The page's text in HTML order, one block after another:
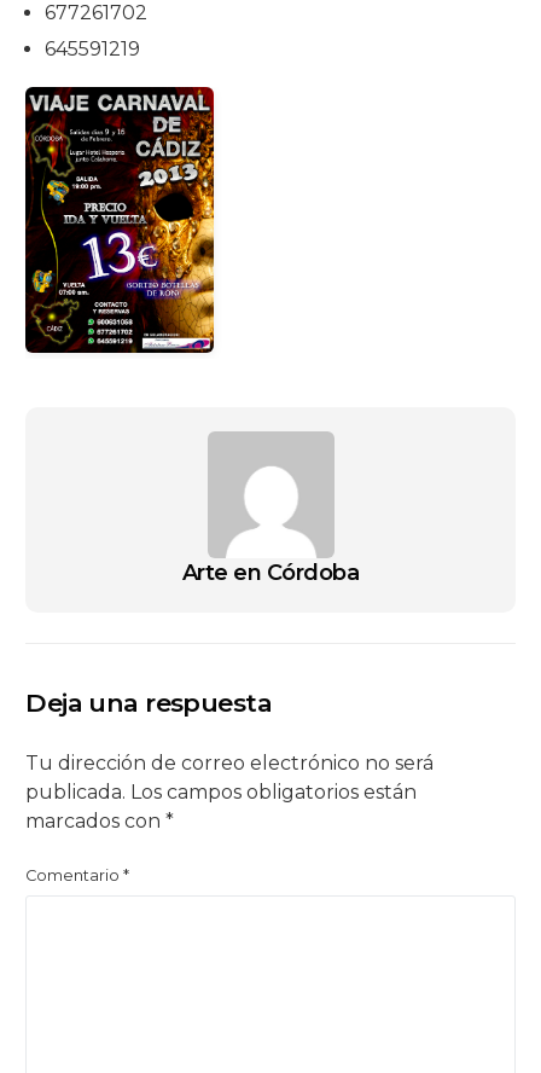
677261702
645591219
Arte en Córdoba
Deja una respuesta
Tu dirección de correo electrónico no será
publicada. Los campos obligatorios están
marcados con*
Comentario*